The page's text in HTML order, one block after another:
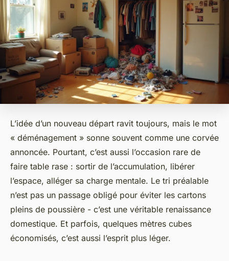
L’idée d’un nouveau départ ravit toujours, mais le mot
« déménagement » sonne souvent comme une corvée
annoncée. Pourtant, c’est aussi l’occasion rare de
faire table rase : sortir de l’accumulation, libérer
l’espace, alléger sa charge mentale. Le tri préalable
n’est pas un passage obligé pour éviter les cartons
pleins de poussière - c’est une véritable renaissance
domestique. Et parfois, quelques mètres cubes
économisés, c’est aussi l’esprit plus léger.